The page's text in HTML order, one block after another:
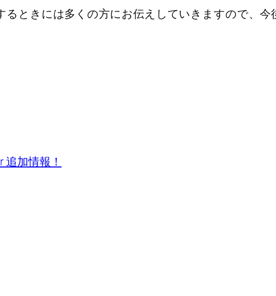
るときには多くの方にお伝えしていきますので、今
追加情報！